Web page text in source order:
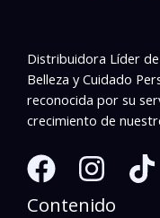
Distribuidora Líder
Belleza y Cuidado
reconocida por su
crecimiento de
Contenido